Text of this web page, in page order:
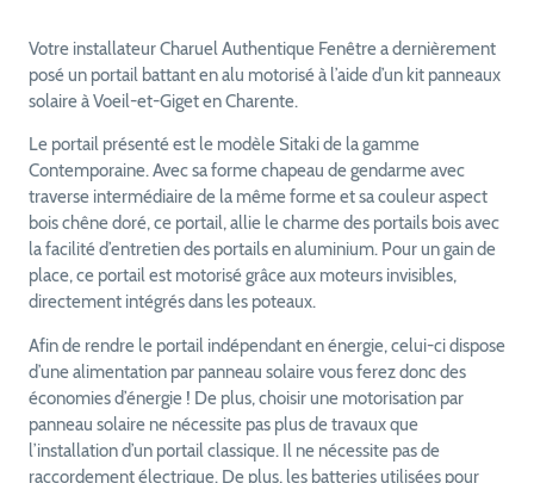
Votre installateur Charuel Authentique Fenêtre a dernièrement
posé un portail battant en alu motorisé à l’aide d’un kit panneaux
solaire à Voeil-et-Giget en Charente.
Le portail présenté est le modèle Sitaki de la gamme
Contemporaine. Avec sa forme chapeau de gendarme avec
traverse intermédiaire de la même forme et sa couleur aspect
bois chêne doré, ce portail, allie le charme des portails bois avec
la facilité d’entretien des portails en aluminium. Pour un gain de
place, ce portail est motorisé grâce aux moteurs invisibles,
directement intégrés dans les poteaux.
Afin de rendre le portail indépendant en énergie, celui-ci dispose
d’une alimentation par panneau solaire vous ferez donc des
économies d’énergie ! De plus, choisir une motorisation par
panneau solaire ne nécessite pas plus de travaux que
l’installation d’un portail classique. Il ne nécessite pas de
raccordement électrique. De plus, les batteries utilisées pour